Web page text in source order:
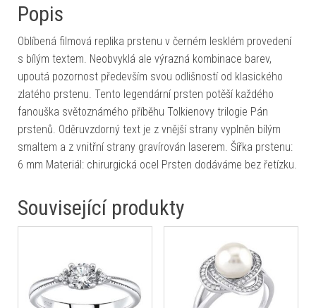
Popis
Oblíbená filmová replika prstenu v černém lesklém provedení
s bílým textem. Neobvyklá ale výrazná kombinace barev,
upoutá pozornost především svou odlišností od klasického
zlatého prstenu. Tento legendární prsten potěší každého
fanouška světoznámého příběhu Tolkienovy trilogie Pán
prstenů. Oděruvzdorný text je z vnější strany vyplněn bílým
smaltem a z vnitřní strany gravírován laserem. Šířka prstenu:
6 mm Materiál: chirurgická ocel Prsten dodáváme bez řetízku.
Související produkty